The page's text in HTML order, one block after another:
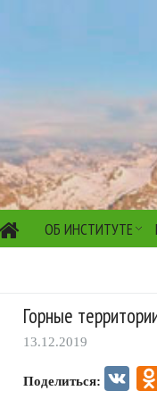
ОБ ИНСТИТУТЕ
Горные
13.12.2019
Поделиться: VK